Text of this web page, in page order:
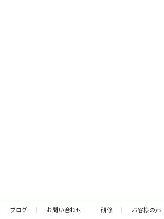
ブログ お問い合わせ 研修 お客様の声